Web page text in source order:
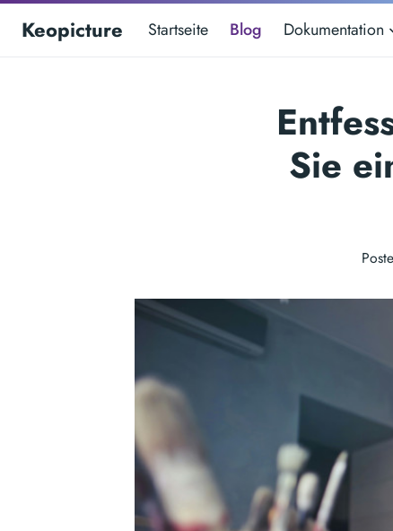
Keopicture Startseite Blog Dokumentation
Sie